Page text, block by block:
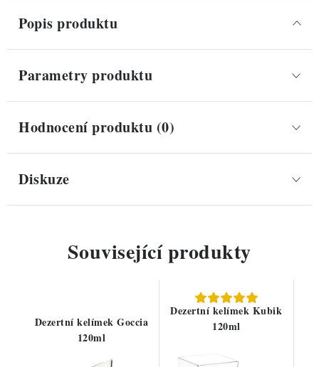
Popis produktu
Parametry produktu
Hodnocení produktu (0)
Diskuze
Související produkty
Dezertní kelímek Goccia
120ml
Dezertní kelímek Kubik
120ml